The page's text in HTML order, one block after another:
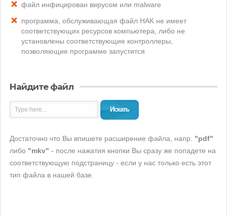
файл инфицирован вирусом или malware
программа, обслуживающая файл HAK не имеет
соответствующих ресурсов компьютера, либо не
установлены соответствующие контроллеры,
позволяющие программе запустится
Найдите файл
Искать
Достаточно что Вы впишете расширение файла, напр. "pdf"
либо "mkv" - после нажатия кнопки Вы сразу же попадете на
соответствующую подстраницу - если у нас только есть этот
тип файла в нашей базе.